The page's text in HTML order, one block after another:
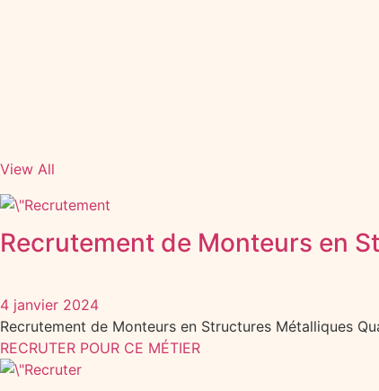
View All
Recrutement de Monteurs en
4 janvier 2024
Recrutement de Monteurs en Structures Métalliques
RECRUTER POUR CE MÉTIER